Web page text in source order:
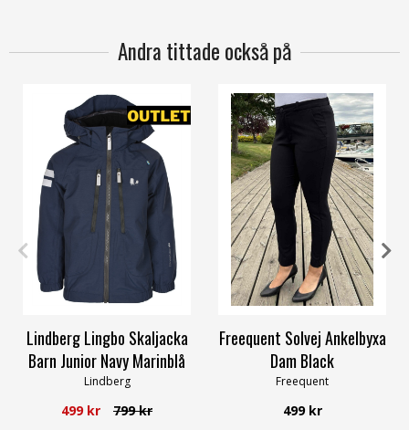
Andra tittade också på
100 110
Lindberg Lingbo Skaljacka
Barn Junior Navy Marinblå
Lindberg
499 kr 799 kr
XXS XS S M L XXL
Freequent Solvej Ankelbyxa
Dam Black
Freequent
499 kr